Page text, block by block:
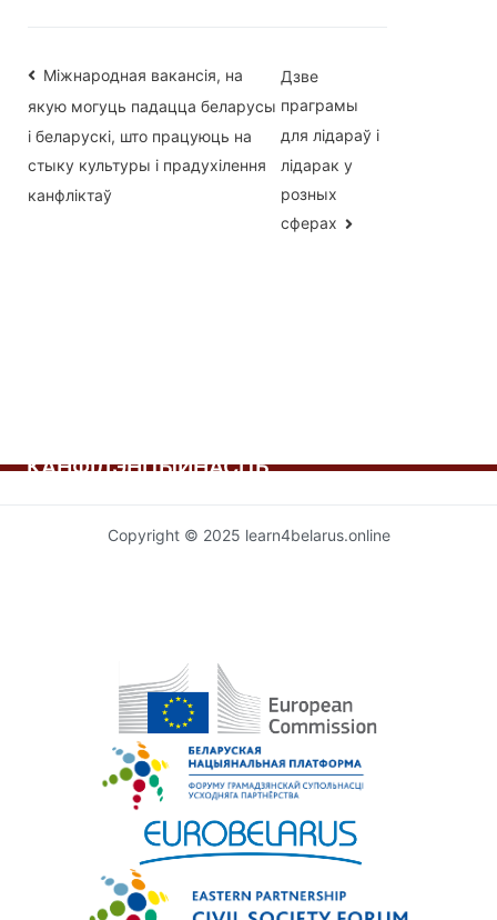
Навігацыя
па
запісах
Міжнародная вакансія, на
якую могуць падацца беларусы
і беларускі, што працуюць на
стыку культуры і прадухілення
канфліктаў
Дзве
праграмы
для лідараў і
лідарак у
розных
сферах
КАНФІДЭНЦЫЙНАСЦЬ
Copyright © 2025 learn4belarus.online